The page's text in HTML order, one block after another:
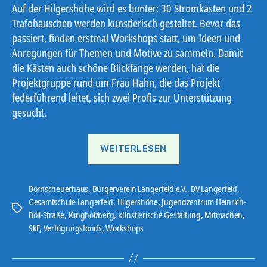
Auf der Hilgershöhe wird es bunter: 30 Stromkästen und 2
Trafohäuschen werden künstlerisch gestaltet. Bevor das
passiert, finden erstmal Workshops statt, um Ideen und
Anregungen für Themen und Motive zu sammeln. Damit
die Kästen auch schöne Blickfänge werden, hat die
Projektgruppe rund um Frau Hahn, die das Projekt
federführend leitet, sich zwei Profis zur Unterstützung
gesucht.
WEITERLESEN
Schlagwörter
Bornscheuerhaus, Bürgerverein Langerfeld e.V., BV Langerfeld,
Gesamtschule Langerfeld, Hilgershöhe, Jugendzentrum Heinrich-
Böll-Straße, Klingholzberg, künstlerische Gestaltung, Mitmachen,
SkF, Verfügungsfonds,Workshops